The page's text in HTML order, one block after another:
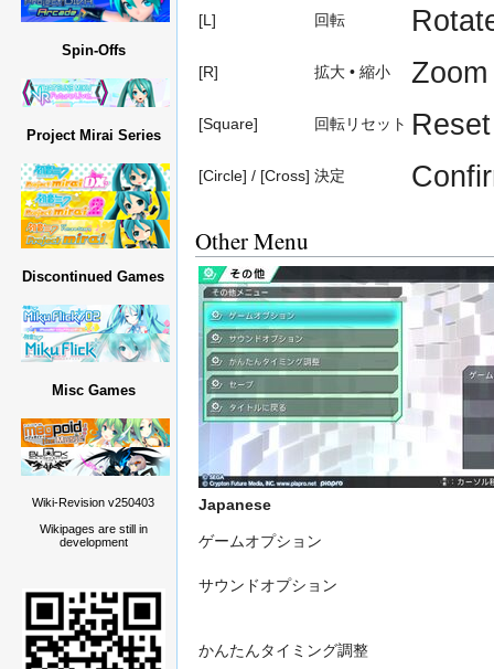
[L] 回転
[R] 拡大 • 縮小
[Square] 回転リセット
[Circle] / [Cross] 決定
Other Menu
Japanese
ゲームオプション
サウンドオプション
かんたんタイミング調整
Spin-Offs
Project Mirai Series
Discontinued Games
Misc Games
Wiki-Revision v250403
Wikipages are still in
development